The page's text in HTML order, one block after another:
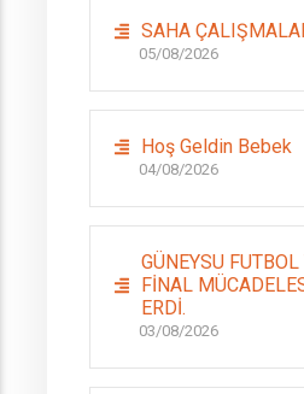
SAHA
05/08/2026
Hoş Geldin Bebek
04/08/2026
GÜNEYSU FUTBOL
FİNAL
ERDİ.
03/08/2026